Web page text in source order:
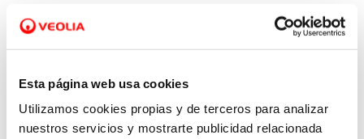
Esta página web usa cookies
Utilizamos cookies propias y de terceros para analizar
nuestros servicios y mostrarte publicidad relacionada
documentació necessària per a gestions de
contractació.